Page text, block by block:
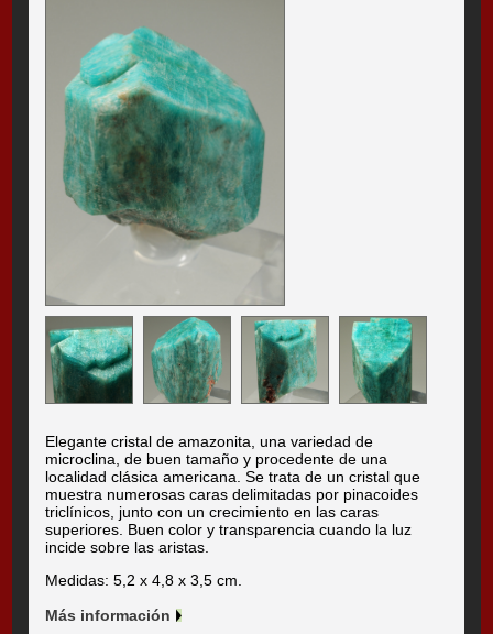
Elegante cristal de amazonita, una variedad de
microclina, de buen tamaño y procedente de una
localidad clásica americana. Se trata de un cristal que
muestra numerosas caras delimitadas por pinacoides
triclínicos, junto con un crecimiento en las caras
superiores. Buen color y transparencia cuando la luz
incide sobre las aristas.
Medidas: 5,2 x 4,8 x 3,5 cm.
Más información